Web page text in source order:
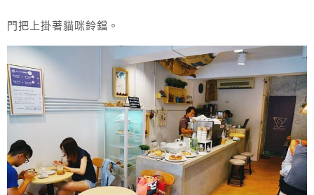
門把上掛著貓咪鈴鐺。